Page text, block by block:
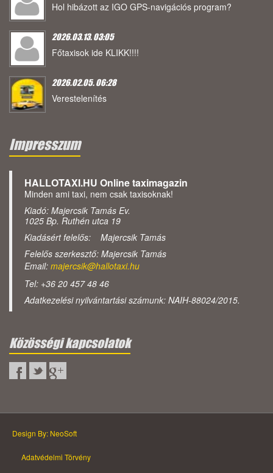
Hol hibázott az IGO GPS-navigációs program?
2026.03.13. 03:05
Főtaxisok ide KLIKK!!!!
2026.02.05. 06:28
Verestelenítés
Impresszum
HALLOTAXI.HU Online taximagazin
Minden ami taxi, nem csak taxisoknak!
Kiadó: Majercsik Tamás Ev.
1025 Bp. Ruthén utca 19
Kiadásért felelős: Majercsik Tamás
Felelős szerkesztő: Majercsik Tamás
Email: majercsik@hallotaxi.hu
Tel: +36 20 457 48 46
Adatkezelési nyilvántartási számunk: NAIH-88024/2015.
Közösségi kapcsolatok
Design By: NeoSoft
Adatvédelmi Törvény